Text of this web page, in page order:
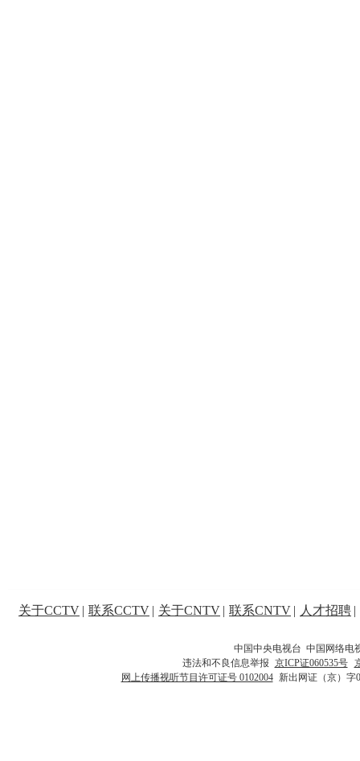
关于CCTV | 联系CCTV | 关于CNTV | 联系CNTV | 人才招聘 |
中国中央电视台 中国网络电
违法和不良信息举报 京ICP证060535号
网上传播视听节目许可证号 0102004 新出网证（京）